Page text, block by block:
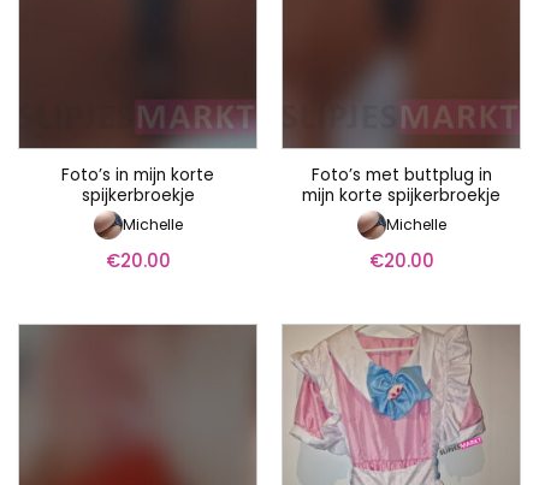
Foto’s in mijn korte
spijkerbroekje
Michelle
€20.00
Foto’s met buttplug in
mijn korte spijkerbroekje
Michelle
€20.00